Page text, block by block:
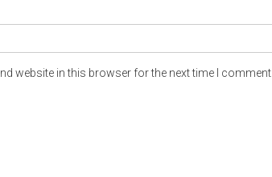
website in this browser for the next time I comment.